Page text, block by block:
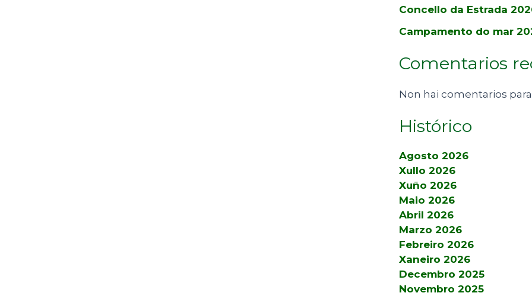
Concello da Estrada
Campamento do mar
Comentarios
Non hai comentarios
Histórico
Agosto 2026
Xullo 2026
Xuño 2026
Maio 2026
Abril 2026
Marzo 2026
Febreiro 2026
Xaneiro 2026
Decembro 2025
Novembro 2025